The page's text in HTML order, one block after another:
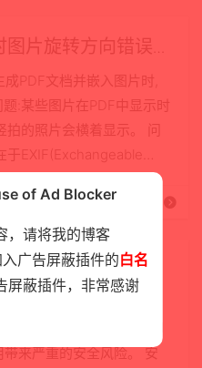
片旋转方向错误
PDF文档并嵌入图片时,
:某些图片在PDF中显示时
拍的照片会横着显示。 问
于EXIF(Exchangeable
处理。现代智能手机和数
件中记录拍摄时的设备
)。然而,图片的实际像素
靠EXIF信息告诉显示软
图片查看器和浏览…
否含有xss注入脚
，PDF文件的安全性往
上可能成为XSS（跨站脚
来严重的安全风险。 安
of Ad Blocker
，请将我的博客
广告屏蔽插件的白名
屏蔽插件，非常感谢